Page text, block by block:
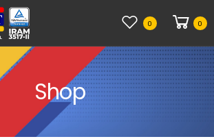
0 0
Shop